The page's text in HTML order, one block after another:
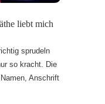
liebt mich
sprudeln
so kracht. Die
Anschrift